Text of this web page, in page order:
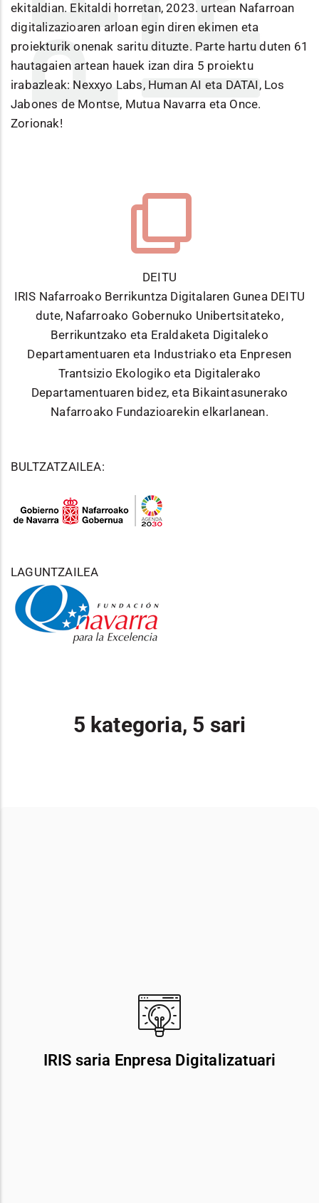
ekitaldian. Ekitaldi horretan, 2023. urtean Nafarroan
digitalizazioaren arloan egin diren ekimen eta
proiekturik onenak saritu dituzte. Parte hartu duten 61
hautagaien artean hauek izan dira 5 proiektu
irabazleak: Nexxyo Labs, Human AI eta DATAI, Los
Jabones de Montse, Mutua Navarra eta Once.
Zorionak!
DEITU
IRIS Nafarroako Berrikuntza Digitalaren Gunea DEITU
dute, Nafarroako Gobernuko Unibertsitateko,
Berrikuntzako eta Eraldaketa Digitaleko
Departamentuaren eta Industriako eta Enpresen
Trantsizio Ekologiko eta Digitalerako
Departamentuaren bidez, eta Bikaintasunerako
Nafarroako Fundazioarekin elkarlanean.
BULTZATZAILEA:
LAGUNTZAILEA
5 kategoria, 5 sari
IRIS saria Enpresa Digitalizatuari